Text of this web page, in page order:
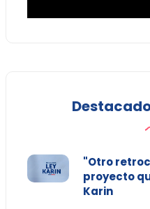
"Otro
proyecto
Karin